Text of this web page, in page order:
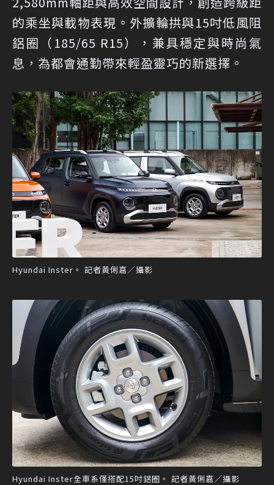
的乘坐與載物表現。外擴輪拱與15吋低風阻
鋁圈（185/65 R15），兼具穩定與時尚氣
息，為都會通勤帶來輕盈靈巧的新選擇。
Hyundai Inster。 記者黃俐嘉／攝影
Hyundai Inster全車系僅搭配15吋鋁圈。 記者黃俐嘉／攝影